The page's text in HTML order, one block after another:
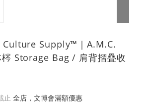
Culture Supply™｜A.M.C.
Storage Bag / 肩背摺疊收
止 全店，文博會滿額優惠